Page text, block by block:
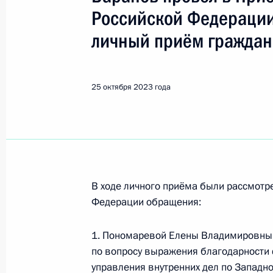
Продолжен контроль исполнения
Управления Президента
Продолжен контроль исполнения
проведённого по поручению
Управления Президента
Российской
личный приём граждан
25 октября 2023 года
В ходе личного приёма были
Федерации обращения:
1. Пономаревой Елены Владимировны
по вопросу выражения
управления внутренних дел по